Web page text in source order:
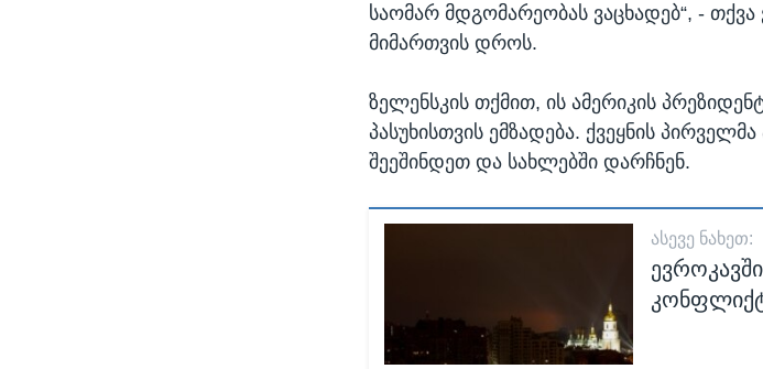
საომარ მდგომარეობას ვაცხადებ“, -
მიმართვის დროს.
ზელენსკის თქმით, ის ამერიკის
პასუხისთვის ემზადება. ქვეყნის
შეეშინდეთ და სახლებში დარჩნენ.
ᲐᲡᲔᲕᲔ ᲜᲐᲮᲔᲗ: